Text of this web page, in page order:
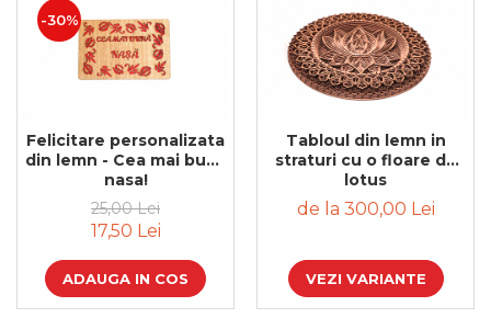
Ateliere - planse cu nisip colorat
-30%
Felicitare personalizata
din lemn - Cea mai buna
nasa!
25,00 Lei
17,50 Lei
ADAUGA IN COS
Tabloul din lemn in
straturi cu o floare de
lotus
de la 300,00 Lei
VEZI VARIANTE